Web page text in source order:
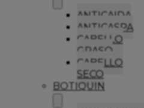
ANTICAIDA
ANTICASPA
CABELLO
GRASO
CABELLO
SECO
BOTIQUIN